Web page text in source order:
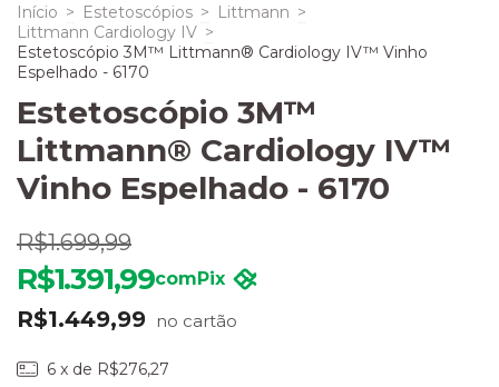
Início > Estetoscópios > Littmann >
Littmann Cardiology IV >
Estetoscópio 3M™ Littmann® Cardiology IV™ Vinho
Espelhado - 6170
Estetoscópio 3M™
Littmann® Cardiology IV™
Vinho Espelhado - 6170
R$1.699,99
R$1.449,99
R$1.391,99comPix
6 x de R$276,27